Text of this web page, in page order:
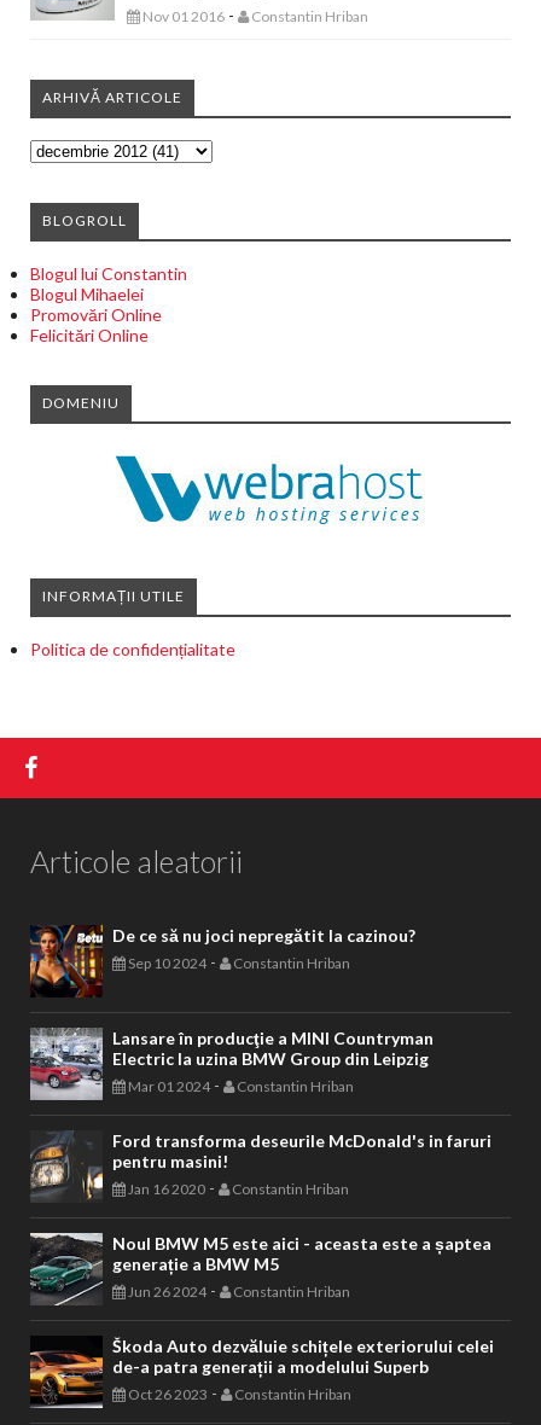
Nov 01 2016 - Constantin Hriban
ARHIVĂ ARTICOLE
BLOGROLL
Blogul lui Constantin
Blogul Mihaelei
Promovări Online
Felicitări Online
DOMENIU
INFORMAȚII UTILE
Politica de confidențialitate
Articole aleatorii
De ce să nu joci nepregătit la cazinou?
Sep 10 2024- Constantin Hriban
Lansare în producţie a MINI Countryman
Electric la uzina BMW Group din Leipzig
Mar 01 2024- Constantin Hriban
Ford transforma deseurile McDonald's in faruri
pentru masini!
Jan 16 2020 - Constantin Hriban
Noul BMW M5 este aici - aceasta este a șaptea
generație a BMW M5
Jun 26 2024- Constantin Hriban
Škoda Auto dezvăluie schițele exteriorului celei
de-a patra generații a modelului Superb
Oct 26 2023 - Constantin Hriban